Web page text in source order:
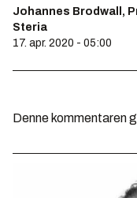
Johannes Brodwall,
Steria
17. apr. 2020 - 05:00
Denne kommentaren